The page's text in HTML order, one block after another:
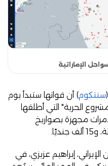
سنتكوم) أن قواتها ستبدأ يوم
دعم خطة "مشروع الحرية" التي أطلقها
مجهزة بصواريخ
إبراهيم عزيزي، في